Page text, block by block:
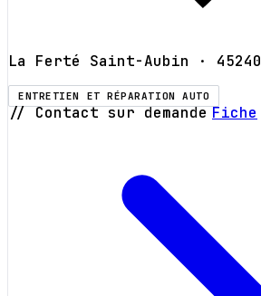
La Ferté Saint-Aubin · 45240
ENTRETIEN ET RÉPARATION AUTO
// Contact sur demande Fiche